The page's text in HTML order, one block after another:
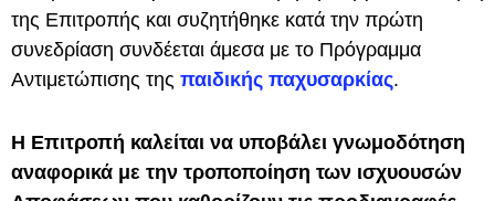
της Επιτροπής και συζητήθηκε κατά την πρώτη
συνεδρίαση συνδέεται άμεσα με το Πρόγραμμα
Αντιμετώπισης της παιδικής παχυσαρκίας.
Η Επιτροπή καλείται να υποβάλει γνωμοδότηση
αναφορικά με την τροποποίηση των ισχυουσών